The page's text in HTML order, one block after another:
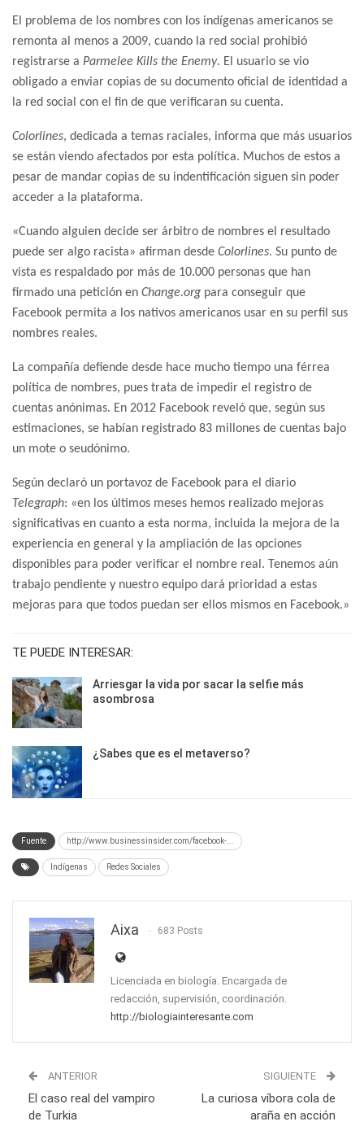
El problema de los nombres con los indígenas americanos se
remonta al menos a 2009, cuando la red social prohibió
registrarse a Parmelee Kills the Enemy. El usuario se vio
obligado a enviar copias de su documento oficial de identidad a
la red social con el fin de que verificaran su cuenta.
Colorlines, dedicada a temas raciales, informa que más usuarios
se están viendo afectados por esta política. Muchos de estos a
pesar de mandar copias de su indentificación siguen sin poder
acceder a la plataforma.
«Cuando alguien decide ser árbitro de nombres el resultado
puede ser algo racista» afirman desde Colorlines. Su punto de
vista es respaldado por más de 10.000 personas que han
firmado una petición en Change.org para conseguir que
Facebook permita a los nativos americanos usar en su perfil sus
nombres reales.
La compañía defiende desde hace mucho tiempo una férrea
política de nombres, pues trata de impedir el registro de
cuentas anónimas. En 2012 Facebook reveló que, según sus
estimaciones, se habían registrado 83 millones de cuentas bajo
un mote o seudónimo.
Según declaró un portavoz de Facebook para el diario
Telegraph: «en los últimos meses hemos realizado mejoras
significativas en cuanto a esta norma, incluida la mejora de la
experiencia en general y la ampliación de las opciones
disponibles para poder verificar el nombre real. Tenemos aún
trabajo pendiente y nuestro equipo dará prioridad a estas
mejoras para que todos puedan ser ellos mismos en Facebook.»
TE PUEDE INTERESAR:
Arriesgar la vida por sacar la selfie más
asombrosa
¿Sabes que es el metaverso?
Fuente http://www.businessinsider.com/facebook-...
Indígenas Redes Sociales
Aixa 683 Posts
Licenciada en biología. Encargada de
redacción, supervisión, coordinación.
http://biologiainteresante.com
ANTERIOR
El caso real del vampiro
de Turkia
SIGUIENTE
La curiosa víbora cola de
araña en acción